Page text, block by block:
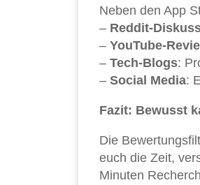
Neben den App
– Reddit-
– YouTube-
– Tech-Blogs:
– Social Media:
Fazit: Bewusst
Die
euch die Zeit,
Minuten